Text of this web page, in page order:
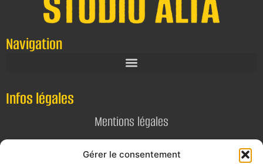
Gérer le consentement
Navigation
Infos légales
Mentions légales
Politique de confidentialité